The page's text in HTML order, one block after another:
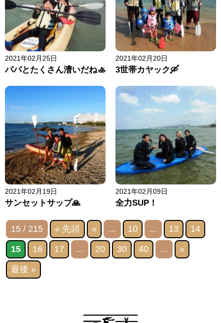
2021年02月25日
パパとたくさん漕いだね🚣
2021年02月20日
3世帯カヤック🛶
2021年02月19日
サンセットサップ🙏
2021年02月09日
全力SUP！
15 / 215 « 先頭 « ... 10 ... 13 14
15 16 17 ... 20 30 40 ... »
最後 »